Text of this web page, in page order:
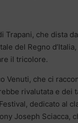
Trapani, che dista
del Regno
il tricolore.
Venuti, che ci
rivalutata e dei
dedicato al
Joseph Sciacca,